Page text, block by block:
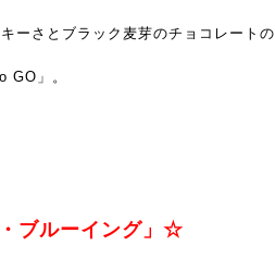
ーさとブラック麦芽のチョコレートの
GO」。
ブルーイング」☆